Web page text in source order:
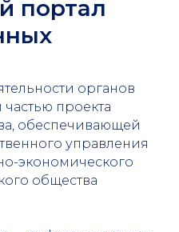
портал
органов
частью проекта
обеспечивающей
управления
экономического
общества